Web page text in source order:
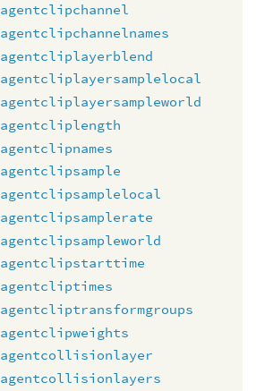
agentclipchannel
agentclipchannelnames
agentcliplayerblend
agentcliplayersamplelocal
agentcliplayersampleworld
agentcliplength
agentclipnames
agentclipsample
agentclipsamplelocal
agentclipsamplerate
agentclipsampleworld
agentclipstarttime
agentcliptimes
agentcliptransformgroups
agentclipweights
agentcollisionlayer
agentcollisionlayers